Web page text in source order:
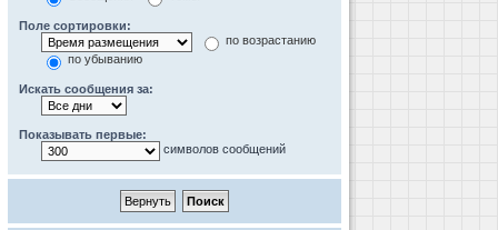
Поле сортировки:
по возрастанию
по убыванию
Искать сообщения за:
Показывать первые:
символов сообщений